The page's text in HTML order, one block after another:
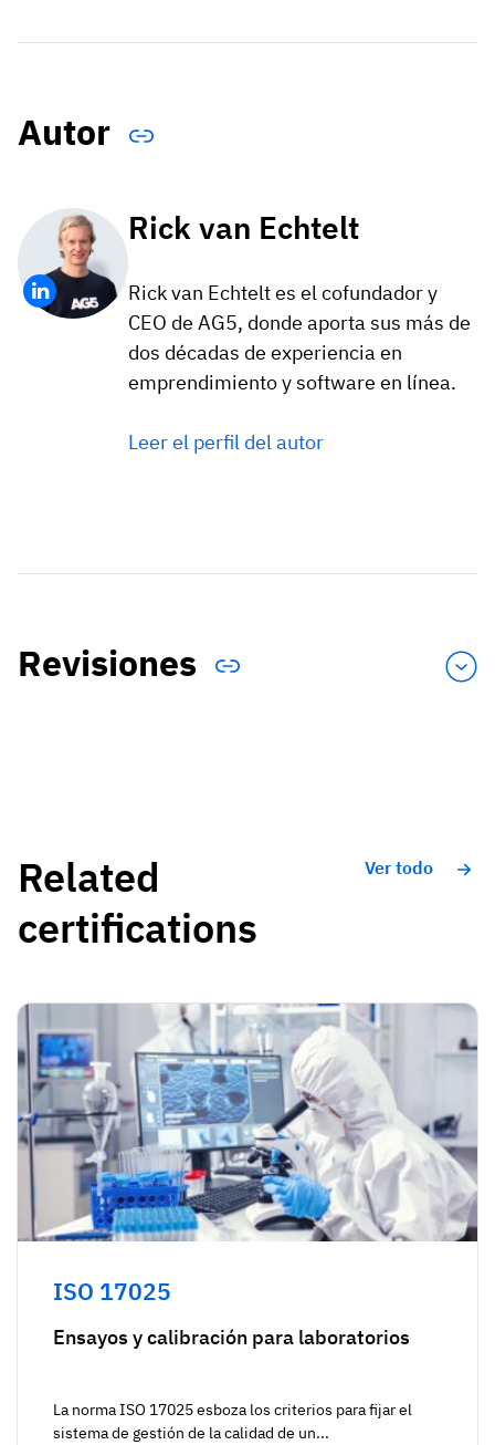
Autor
Rick van Echtelt
Rick van Echtelt es el cofundador y
CEO de AG5, donde aporta sus más de
dos décadas de experiencia en
emprendimiento y software en línea.
Leer el perfil del autor
Revisiones
Related
certifications
Ver todo
ISO 17025
Ensayos y calibración para laboratorios
La norma ISO 17025 esboza los criterios para fijar el
sistema de gestión de la calidad de un...